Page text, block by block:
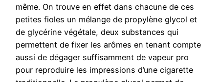
même. On trouve en effet dans chacune de ces
petites fioles un mélange de propylène glycol et
de glycérine végétale, deux substances qui
permettent de fixer les arômes en tenant compte
aussi de dégager suffisamment de vapeur pro
pour reproduire les impressions d’une cigarette